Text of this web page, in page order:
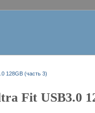
128GB (часть 3)
Fit USB3.0